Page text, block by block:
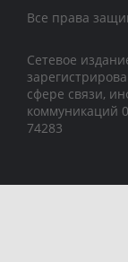
Все права
Сетевое
сфере связи,
коммуникаций
74283